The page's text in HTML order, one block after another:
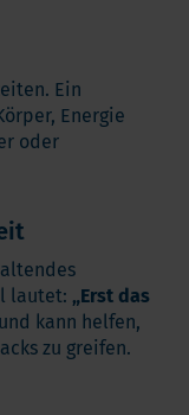
Ein
Energie
oder
lautet: „Erst das
kann helfen,
zu greifen.